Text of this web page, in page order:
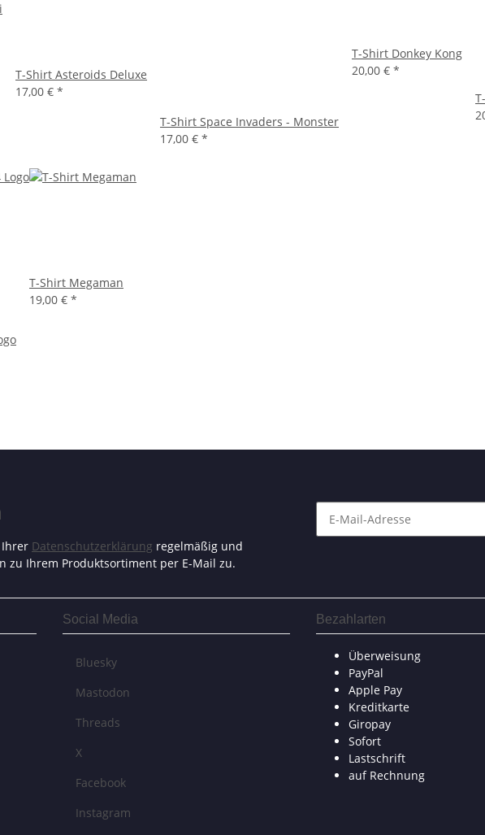
T-Shirt Asteroids Deluxe
17,00 € *
T-Shirt Space Invaders - Monster
17,00 € *
T-Shirt Donkey Kong
20,00 € *
T-Shirt Megaman
19,00 € *
Datenschutzerklärung regelmäßig und
Ihrem Produktsortiment per E-Mail zu.
Social Media
Bluesky
Mastodon
Threads
X
Facebook
Instagram
Bezahlarten
Überweisung
PayPal
Apple Pay
Kreditkarte
Giropay
Sofort
Lastschrift
auf Rechnung